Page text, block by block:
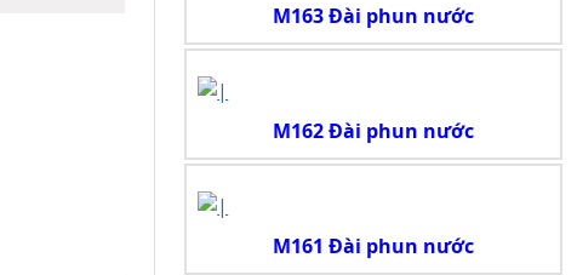
M163 Đài phun nước
M162 Đài phun nước
M161 Đài phun nước